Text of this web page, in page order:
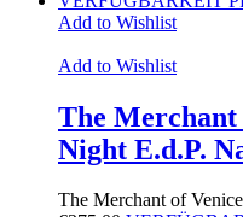
Add to Wishlist
Add to Wishlist
The Merchant
Night E.d.P.
The Merchant of